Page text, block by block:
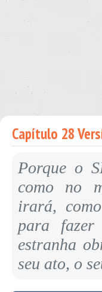
Capítulo 28
Porque o
como no
irará,
para
estranha
seu ato, o